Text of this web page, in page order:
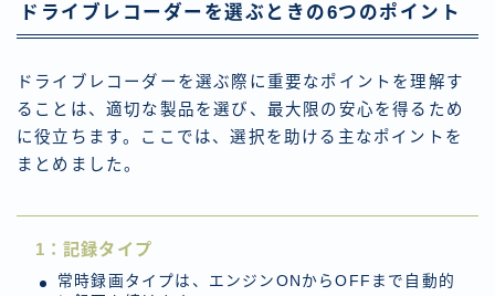
ドライブレコーダーを選ぶときの6つのポイント
ドライブレコーダーを選ぶ際に重要なポイントを理解す
ることは、適切な製品を選び、最大限の安心を得るため
に役立ちます。ここでは、選択を助ける主なポイントを
まとめました。
1： 記録タイプ
常時録画タイプは、エンジンONからOFFまで自動的